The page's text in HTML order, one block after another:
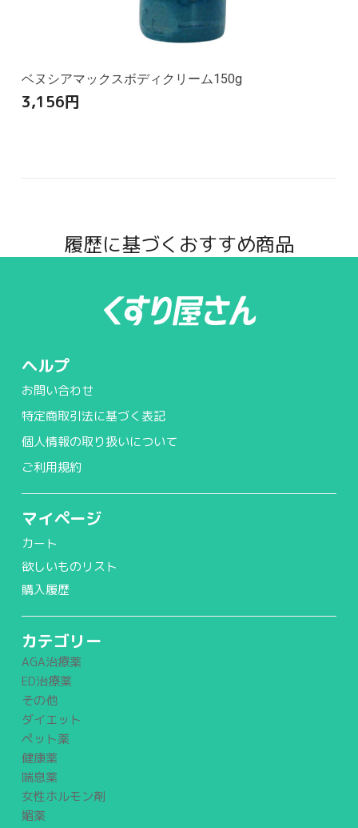
ベヌシアマックスボディクリーム150g
3,156円
履歴に基づくおすすめ商品
ヘルプ
お問い合わせ
特定商取引法に基づく表記
個人情報の取り扱いについて
ご利用規約
マイページ
カート
欲しいものリスト
購入履歴
カテゴリー
AGA治療薬
ED治療薬
その他
ダイエット
ペット薬
健康薬
喘息薬
女性ホルモン剤
媚薬